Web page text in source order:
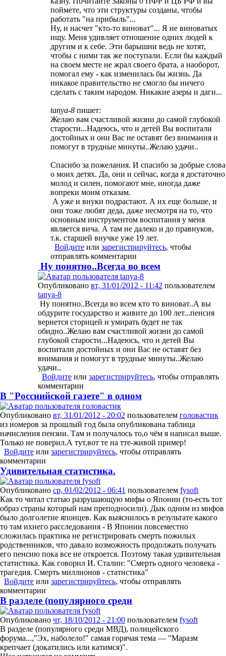
поймете, что эти структуры созданы, чтобы
работать "на прибыль"...
Ну, и насчет "кто-то виноват"... Я не виноватых
ищу. Меня удивляет отношение одних людей к
другим и к себе. Эти барышни ведь не хотят,
чтобы с ними так же поступали. Если бы каждый
на своем месте не жрал своего брата, а наоборот,
помогал ему - как изменилась бы жизнь. Да
никакое правительство не смогло бы ничего
сделать с таким народом. Никакие азеры и даги...
tanya-8 пишет:
Желаю вам счастливой жизни до самой глубокой
старости...Надеюсь, что и детей Вы воспитали
достойных и они Вас не оставят без внимания и
помогут в трудные минуты..Желаю удачи..
Спасибо за пожелания. И спасибо за добрые слова
о моих детях. Да, они и сейчас, когда я достаточно
молод и силен, помогают мне, иногда даже
вопреки моим отказам.
А уже и внуки подрастают. А их еще больше, и
они тоже любят деда, даже несмотря на то, что
основным инструментом воспитания у меня
является вича. А там не далеко и до правнуков,
т.к. старшей внучке уже 19 лет.
Войдите или зарегистрируйтесь, чтобы
отправлять комментарии
Ну понятно..Всегда во всем
Опубликовано вт, 31/01/2012 - 11:42 пользователем
tanya-8
Ну понятно..Всегда во всем кто то виноват..А вы
обдурите государство и живите до 100 лет...пенсия
вернется сторицей и умирать будет не так
обидно..Желаю вам счастливой жизни до самой
глубокой старости...Надеюсь, что и детей Вы
воспитали достойных и они Вас не оставят без
внимания и помогут в трудные минуты..Желаю
удачи..
Войдите или зарегистрируйтесь, чтобы отправлять
комментарии
В "Россиийской газете" в одном
Опубликовано вт, 31/01/2012 - 20:02 пользователем головастик
из номеров за прошлый год была опубликована таблица
начисления пензии. Там и получалось то,о чём я написал выше.
Только не поверил.А тут,вот те на тте-живой пример!
Войдите или зарегистрируйтесь, чтобы отправлять
комментарии
Удивительная статистика.
Опубликовано ср, 01/02/2012 - 06:41 пользователем fysoft
Как то читал статью разрушающую мифы о Японии (то-есть тот
образ страны который нам преподносили). Дык одним из мифов
было долголетие японцев. Как выяснилось в результате какого
то там ихнего расследования - В Японии повсеместно
сложилась практика не регистрировать смерть пожилых
родственников, что давало возможность продолжать получать
его пенсию пока все не откроется. Поэтому такая удивительная
статистика. Как говорил И. Сталин: "Смерть одного человека -
трагедия. Смерть миллионов - статистика"
Войдите или зарегистрируйтесь, чтобы отправлять
комментарии
В разделе (популярного среди
Опубликовано чт, 18/10/2012 - 21:00 пользователем fysoft
В разделе (популярного среди МВД), полицейского
форума...,"Эх, наболело!" самая горячая тема — "Маразм
крепчает (докатились или катимся)".